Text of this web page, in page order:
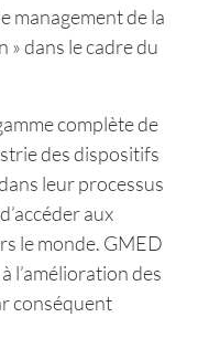
management de la
dans le cadre du
complète de
des dispositifs
leur processus
aux
le monde. GMED
l’amélioration des
conséquent